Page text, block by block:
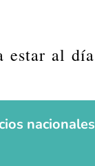
estar al día
nacionales